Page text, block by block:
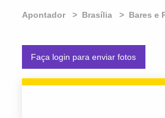
Apontador Brasília Bares e
Faça login para enviar fotos